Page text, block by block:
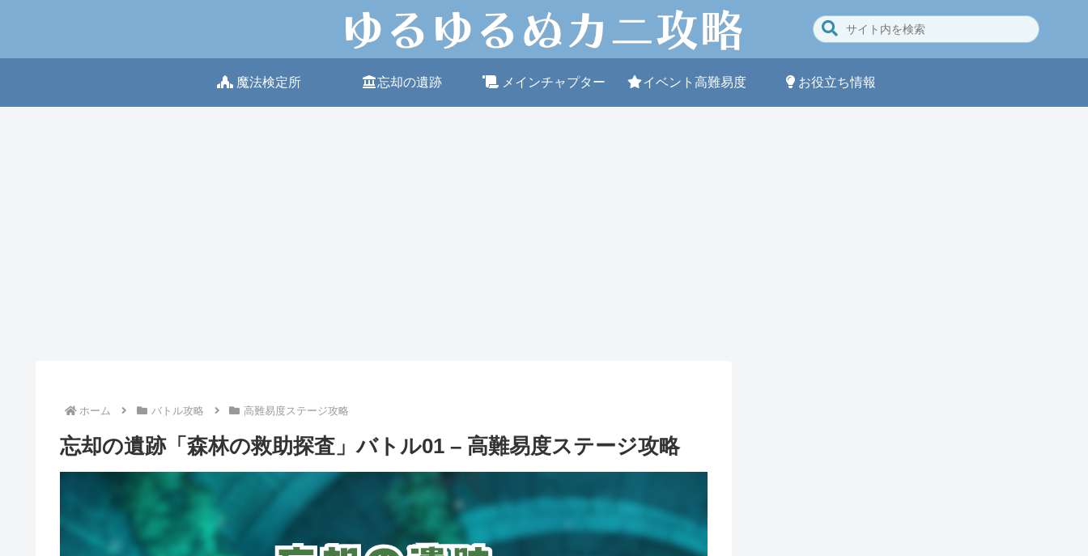
魔法検定所 忘却の遺跡 メインチャプター イベント高難易度 お役立ち情報
ホーム バトル攻略 高難易度ステージ攻略
忘却の遺跡「森林の救助探査」バトル01 – 高難易度ステージ攻略